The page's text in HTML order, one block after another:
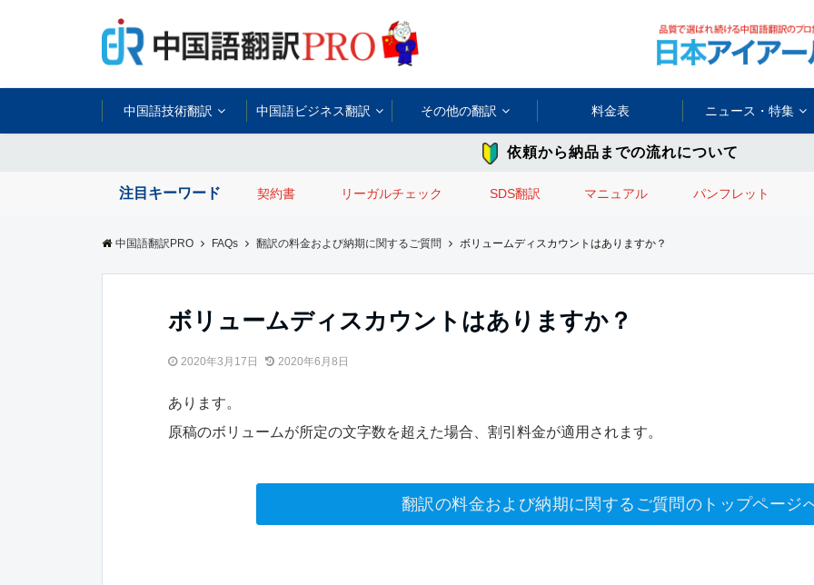
中国語技術翻訳 中国語ビジネス翻訳 その他の翻訳 料金表 ニュース・特集
依頼から納品までの流れについて
注目キーワード 契約書 リーガルチェック SDS翻訳 マニュアル パンフレット
中国語翻訳PRO FAQs 翻訳の料金および納期に関するご質問 ボリュームディスカウントはありますか？
ボリュームディスカウントはありますか？
2020年3月17日 2020年6月8日
あります。
原稿のボリュームが所定の文字数を超えた場合、割引料金が適用されます。
翻訳の料金および納期に関するご質問のトップページ